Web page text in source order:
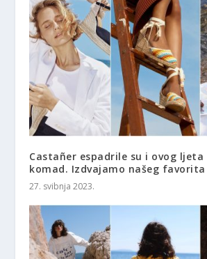
Castañer espadrile su i ovog
komad. Izdvajamo našeg favorita
27. svibnja 2023.